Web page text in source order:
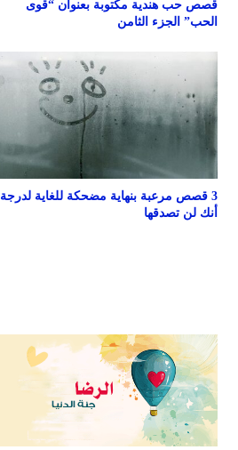
قصص حب هندية مكتوبة بعنوان “قوى
الحب” الجزء الثامن
3 قصص مرعبة بنهاية مضحكة للغاية لدرجة
أنك لن تصدقها